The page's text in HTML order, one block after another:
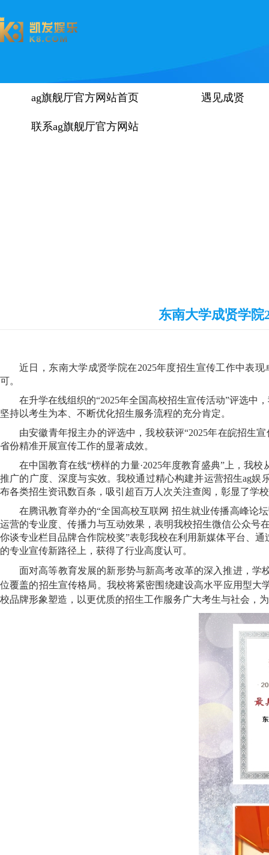
ag旗舰厅官方网站首页 遇见成贤
联系ag旗舰厅官方网站
东南大学成贤学院
近日，东南大学成贤学院在2025年度招生宣传工作中表
可。
在升学在线组织的“2025年全国高校招生宣传活动”评选中
坚持以考生为本、不断优化招生服务流程的充分肯定。
由安徽青年报主办的评选中，我校获评“2025年在皖招生
省份精准开展宣传工作的显著成效。
在中国教育在线“榜样的力量·2025年度教育盛典”上，我
推广的广度、深度与实效。我校通过精心构建并运营招生ag
布各类招生资讯数百条，吸引超百万人次关注查阅，彰显了学
在腾讯教育举办的“全国高校互联网 招生就业传播高峰论
运营的专业度、传播力与互动效果，表明我校招生微信公众号
你谈专业栏目品牌合作院校奖”表彰我校在利用新媒体平台、
的专业宣传新路径上，获得了行业高度认可。
面对高等教育发展的新形势与新高考改革的深入推进，
位覆盖的招生宣传格局。我校将紧密围绕建设高水平应用型
校品牌形象塑造，以更优质的招生工作服务广大考生与社会，